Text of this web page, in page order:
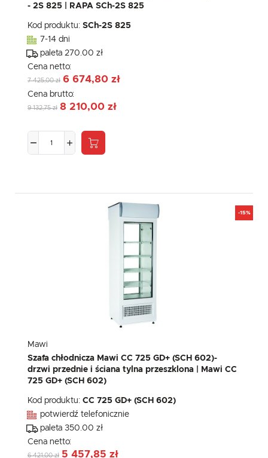
- 2S 825 | RAPA SCh-2S 825
Kod produktu: SCh-2S 825
7-14 dni
paleta 270.00 zł
Cena netto:
7 425,00 zł 6 674,80 zł
Cena brutto:
9 132,75 zł 8 210,00 zł
-15%
Mawi
Szafa chłodnicza Mawi CC 725 GD+ (SCH 602)-
drzwi przednie i ściana tylna przeszklona | Mawi CC
725 GD+ (SCH 602)
Kod produktu: CC 725 GD+ (SCH 602)
potwierdź telefonicznie
paleta 350.00 zł
Cena netto:
6 421,00 zł 5 457,85 zł